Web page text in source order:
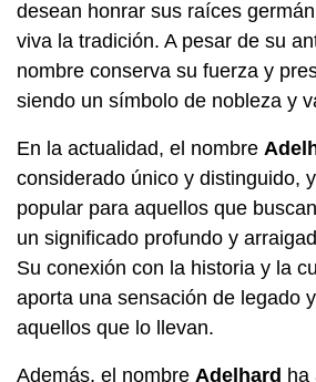
desean honrar sus raíces
viva la tradición. A pesar de su
nombre conserva su fuerza y
siendo un símbolo de nobleza y
En la actualidad, el nombre
considerado único y distinguido,
popular para aquellos que
un significado profundo y
Su conexión con la historia y la
aporta una sensación de legado
aquellos que lo llevan.
Además, el nombre Adelhard ha